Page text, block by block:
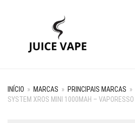
INÍCIO » MARCAS » PRINCIPAIS MARCAS »
SYSTEM XROS MINI 1000MAH – VAPORESSO